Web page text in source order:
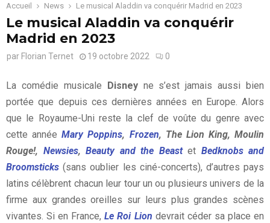
Accueil News Le musical Aladdin va conquérir Madrid en 2023
Le musical Aladdin va conquérir
Madrid en 2023
par Florian Ternet 19 octobre 2022 0
La comédie musicale Disneyne s’est jamais aussi bien
portée que depuis ces dernières années en Europe. Alors
que le Royaume-Uni reste la clef de voûte du genre avec
cette annéeMary Poppins, Frozen, The Lion King, Moulin
Rouge!, Newsies, Beauty and the Beast et Bedknobs and
Broomsticks (sans oublier les ciné-concerts), d’autres pays
latins célèbrent chacun leur tour un ou plusieurs univers de la
firme aux grandes oreilles sur leurs plus grandes scènes
vivantes. Si en France,Le Roi Lion devrait céder sa place en